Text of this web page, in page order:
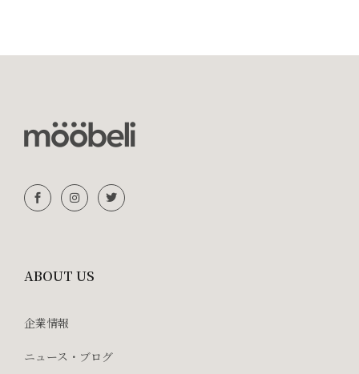
ABOUT US
企業情報
ニュース・ブログ